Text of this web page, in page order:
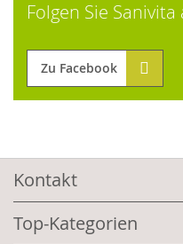
Folgen Sie
Zu Facebook
Kontakt
Top-Kategorien